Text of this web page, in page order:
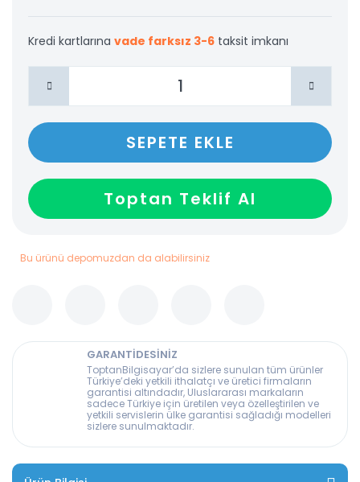
Kredi kartlarına vade farksız 3-6 taksit imkanı
SEPETE EKLE
Toptan Teklif Al
Bu ürünü depomuzdan da alabilirsiniz
GARANTİDESİNİZ
ToptanBilgisayar’da sizlere sunulan tüm ürünler
Türkiye’deki yetkili ithalatçı ve üretici firmaların
garantisi altındadır, Uluslararası markaların
sadece Türkiye için üretilen veya özelleştirilen ve
yetkili servislerin ülke garantisi sağladığı modelleri
sizlere sunulmaktadır.